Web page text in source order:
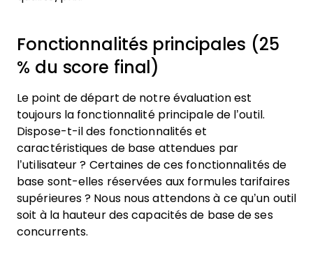
Fonctionnalités principales (25
% du score final)
Le point de départ de notre évaluation est
toujours la fonctionnalité principale de l’outil.
Dispose-t-il des fonctionnalités et
caractéristiques de base attendues par
l’utilisateur ? Certaines de ces fonctionnalités de
base sont-elles réservées aux formules tarifaires
supérieures ? Nous nous attendons à ce qu’un outil
soit à la hauteur des capacités de base de ses
concurrents.